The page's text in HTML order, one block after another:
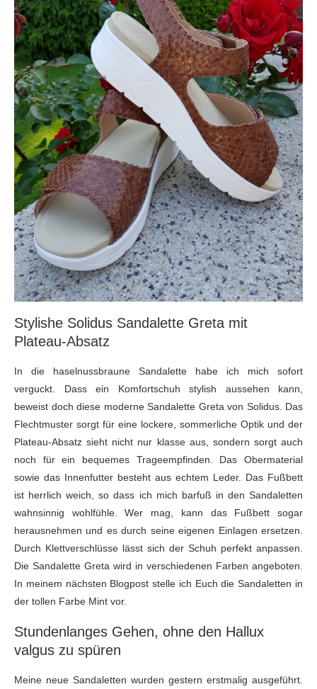
Stylishe Solidus Sandalette Greta mit
Plateau-Absatz
In die haselnussbraune Sandalette habe ich mich sofort
verguckt. Dass ein Komfortschuh stylish aussehen kann,
beweist doch diese moderne Sandalette Greta von Solidus. Das
Flechtmuster sorgt für eine lockere, sommerliche Optik und der
Plateau-Absatz sieht nicht nur klasse aus, sondern sorgt auch
noch für ein bequemes Trageempfinden. Das Obermaterial
sowie das Innenfutter besteht aus echtem Leder. Das Fußbett
ist herrlich weich, so dass ich mich barfuß in den Sandaletten
wahnsinnig wohlfühle. Wer mag, kann das Fußbett sogar
herausnehmen und es durch seine eigenen Einlagen ersetzen.
Durch Klettverschlüsse lässt sich der Schuh perfekt anpassen.
Die Sandalette Greta wird in verschiedenen Farben angeboten.
In meinem nächsten Blogpost stelle ich Euch die Sandaletten in
der tollen Farbe Mint vor.
Stundenlanges Gehen, ohne den Hallux
valgus zu spüren
Meine neue Sandaletten wurden gestern erstmalig ausgeführt.